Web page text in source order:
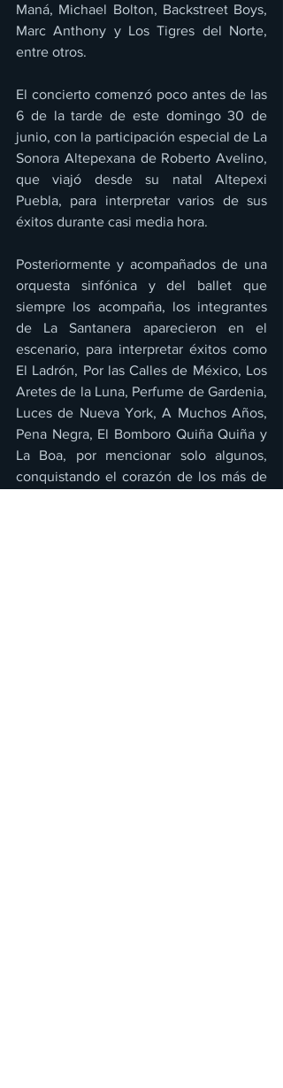
Maná, Michael Bolton, Backstreet Boys,
Marc Anthony y Los Tigres del Norte,
entre otros.
El concierto comenzó poco antes de las
6 de la tarde de este domingo 30 de
junio, con la participación especial de La
Sonora Altepexana de Roberto Avelino,
que viajó desde su natal Altepexi
Puebla, para interpretar varios de sus
éxitos durante casi media hora.
Posteriormente y acompañados de una
orquesta sinfónica y del ballet que
siempre los acompaña, los integrantes
de La Santanera aparecieron en el
escenario, para interpretar éxitos como
El Ladrón, Por las Calles de México, Los
Aretes de la Luna, Perfume de Gardenia,
Luces de Nueva York, A Muchos Años,
Pena Negra, El Bomboro Quiña Quiña y
La Boa, por mencionar solo algunos,
conquistando el corazón de los más de